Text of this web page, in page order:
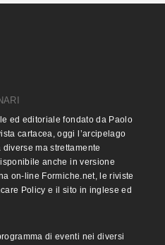
ed editoriale fondato da Paolo
cartacea, oggi l’arcipelago
ma strettamente
anche in versione
on-line Formiche.net, le riviste
Policy e il sito in inglese ed
di eventi nei diversi